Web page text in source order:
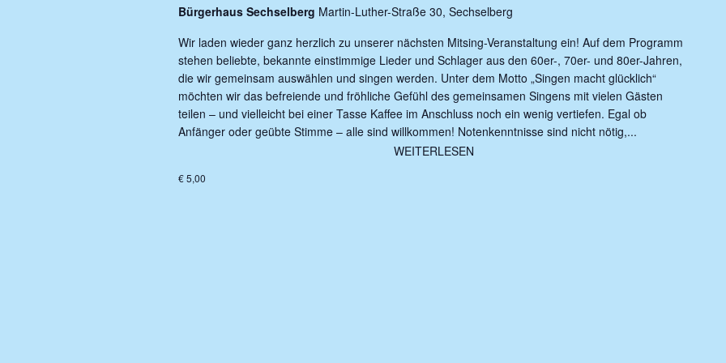
Bürgerhaus Sechselberg Martin-Luther-Straße 30, Sechselberg
Wir laden wieder ganz herzlich zu unserer nächsten Mitsing-Veranstaltung ein! Auf dem Programm
stehen beliebte, bekannte einstimmige Lieder und Schlager aus den 60er-, 70er- und 80er-Jahren,
die wir gemeinsam auswählen und singen werden. Unter dem Motto „Singen macht glücklich“
möchten wir das befreiende und fröhliche Gefühl des gemeinsamen Singens mit vielen Gästen
teilen – und vielleicht bei einer Tasse Kaffee im Anschluss noch ein wenig vertiefen. Egal ob
Anfänger oder geübte Stimme – alle sind willkommen! Notenkenntnisse sind nicht nötig,...
WEITERLESEN
€ 5,00